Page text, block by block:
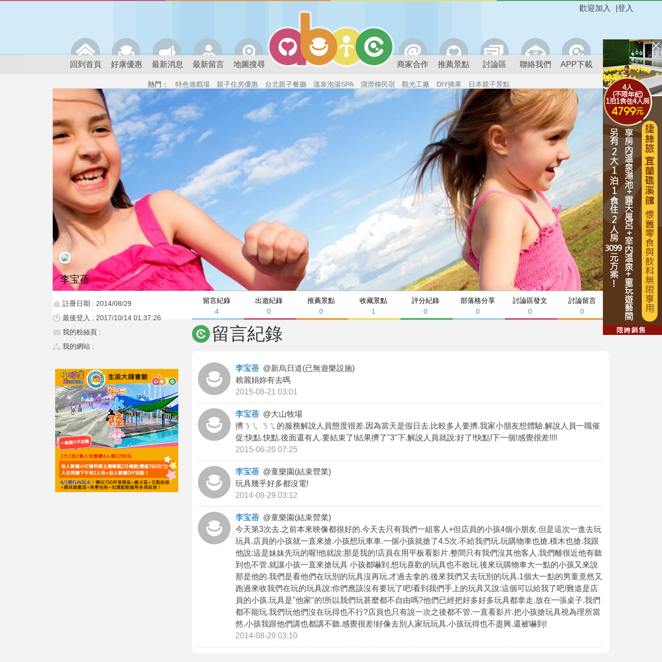
登入
歡迎加入
回到首頁 好康優惠 最新消息 最新留言 地圖搜尋 商家合作 推薦景點 討論區 聯絡我們 APP下載
熱門： 特色遊戲場 親子住房優惠 台北親子餐廳 溫泉泡湯SPA 溜滑梯民宿 觀光工廠 DIY摘果 日本親子景點
留言紀錄
4
出遊紀錄
0
推薦景點
0
收藏景點
1
評分紀錄
0
部落格分享
0
討論區發文
0
討論留言
0
李宝蓓
註冊日期 : 2014/08/29
最後登入 : 2017/10/14 01:37:26
我的粉絲頁 :
我的網站 :
留言紀錄
李宝蓓 @新烏日道(已無遊樂設施)
賴麗娟妳有去嗎
2015-08-21 03:01
李宝蓓 @大山牧場
擠ㄋㄟ ㄋㄟ的服務解說人員態度很差.因為當天是假日去.比較多人要擠.我家小朋友想體驗.解說人員一職催
促:快點.快點.後面還有人.要結束了!結果擠了"3"下.解說人員就說:好了!快點!下一個!感覺很差!!!!
2015-06-20 07:25
李宝蓓 @童樂園(結束營業)
玩具幾乎好多都沒電!
2014-08-29 03:12
李宝蓓 @童樂園(結束營業)
今天第3次去.之前本來映像都很好的.今天去只有我們一組客人+但店員的小孩4個小朋友.但是這次一進去玩
玩具.店員的小孩就一直來搶.小孩想玩車車.一個小孩就搶了4.5次.不給我們玩.玩購物車也搶.積木也搶.我跟
他說:這是妹妹先玩的喔!他就說:那是我的!店員在用平板看影片.整間只有我們沒其他客人.我們離很近他有聽
到也不管.就讓小孩一直來搶玩具 小孩都嚇到.想玩喜歡的玩具也不敢玩.後來玩購物車大一點的小孩又來說
那是他的.我們是看他們在玩別的玩具沒再玩.才過去拿的.後來我們又去玩別的玩具.1個大一點的男童竟然又
跑過來收我們在玩的玩具說:你們應該沒有要玩了吧!看到我們手上的玩具又說:這個可以給我了吧!難道是店
員的小孩.玩具是"他家"的!所以我們玩甚麼都不自由嗎?他們已經把好多好多玩具都拿走.放在一張桌子.我們
都不能玩.我們玩他們沒在玩得也不行?店員也只有說一次之後都不管.一直看影片.把小孩搶玩具視為理所當
然.小孩我跟他們講也都講不聽.感覺很差!好像去別人家玩玩具.小孩玩得也不盡興.還被嚇到!
2014-08-29 03:10